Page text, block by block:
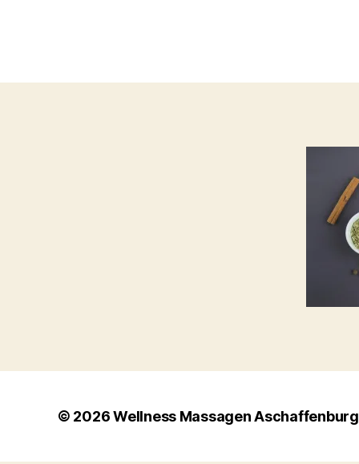
© 2026Wellness Massagen Aschaffenburg